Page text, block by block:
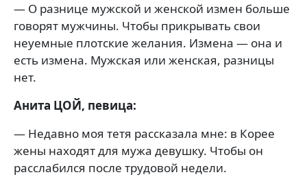
— О разнице мужской и женской измен больше
говорят мужчины. Чтобы прикрывать свои
неуемные плотские желания. Измена — она и
есть измена. Мужская или женская, разницы
нет.
Анита ЦОЙ, певица:
— Недавно моя тетя рассказала мне: в Корее
жены находят для мужа девушку. Чтобы он
расслабился после трудовой недели.